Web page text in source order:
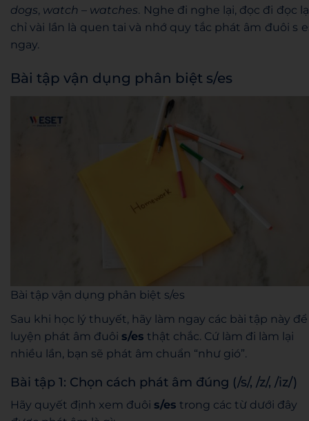
dogs, watch – watches. Nghe đi nghe lại, đọc đi đọc
chỉ vài lần là quen tai và nhớ quy tắc phát âm đuôi s
ngay.
Bài tập vận dụng phân biệt s/es
Bài tập vận dụng phân biệt s/es
Sau khi học lý thuyết, hãy làm ngay các bài tập này để
luyện phát âm đuôi s/es thật chắc. Cứ làm đi làm lại
nhiều lần, bạn sẽ phát âm chuẩn “như gió”.
Bài tập 1: Chọn cách phát âm đúng (/s/, /z/, /iz/)
Hãy quyết định xem đuôi s/es trong các từ dưới đây